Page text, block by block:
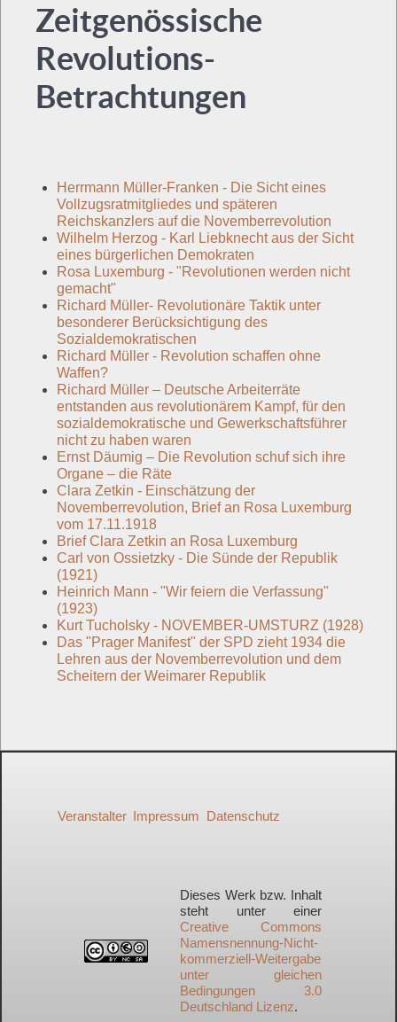
Zeitgenössische
Revolutions-
Betrachtungen
Herrmann Müller-Franken - Die Sicht eines
Vollzugsratmitgliedes und späteren
Reichskanzlers auf die Novemberrevolution
Wilhelm Herzog - Karl Liebknecht aus der Sicht
eines bürgerlichen Demokraten
Rosa Luxemburg - "Revolutionen werden nicht
gemacht"
Richard Müller- Revolutionäre Taktik unter
besonderer Berücksichtigung des
Sozialdemokratischen
Richard Müller - Revolution schaffen ohne
Waffen?
Richard Müller – Deutsche Arbeiterräte
entstanden aus revolutionärem Kampf, für den
sozialdemokratische und Gewerkschaftsführer
nicht zu haben waren
Ernst Däumig – Die Revolution schuf sich ihre
Organe – die Räte
Clara Zetkin - Einschätzung der
Novemberrevolution, Brief an Rosa Luxemburg
vom 17.11.1918
Brief Clara Zetkin an Rosa Luxemburg
Carl von Ossietzky - Die Sünde der Republik
(1921)
Heinrich Mann - "Wir feiern die Verfassung"
(1923)
Kurt Tucholsky - NOVEMBER-UMSTURZ (1928)
Das "Prager Manifest" der SPD zieht 1934 die
Lehren aus der Novemberrevolution und dem
Scheitern der Weimarer Republik
Veranstalter Impressum Datenschutz
Dieses Werk bzw. Inhalt
steht unter einer
Creative Commons
Namensnennung-Nicht-
kommerziell-Weitergabe
unter gleichen
Bedingungen 3.0
Deutschland Lizenz.